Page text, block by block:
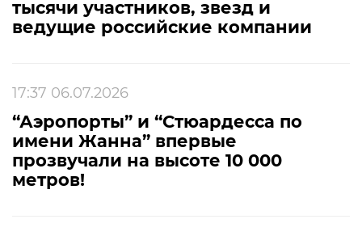
тысячи участников, звезд и
ведущие российские компании
17:37 06.07.2026
“Аэропорты” и “Стюардесса по
имени Жанна” впервые
прозвучали на высоте 10 000
метров!